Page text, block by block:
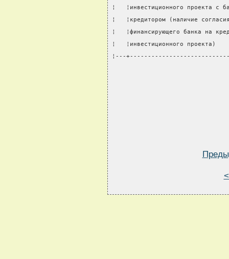
¦   ¦инвестиционного
¦   ¦кредитором (наличие
¦   ¦финансирующего банка
¦   ¦инвестиционного
¦---